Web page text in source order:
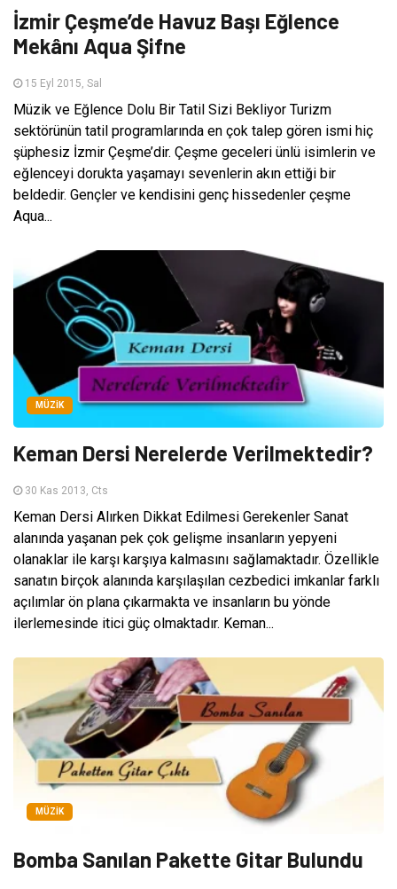
İzmir Çeşme’de Havuz Başı Eğlence
Mekânı Aqua Şifne
15 Eyl 2015, Sal
Müzik ve Eğlence Dolu Bir Tatil Sizi Bekliyor Turizm
sektörünün tatil programlarında en çok talep gören ismi hiç
şüphesiz İzmir Çeşme’dir. Çeşme geceleri ünlü isimlerin ve
eğlenceyi dorukta yaşamayı sevenlerin akın ettiği bir
beldedir. Gençler ve kendisini genç hissedenler çeşme
Aqua...
MÜZIK
Keman Dersi Nerelerde Verilmektedir?
30 Kas 2013, Cts
Keman Dersi Alırken Dikkat Edilmesi Gerekenler Sanat
alanında yaşanan pek çok gelişme insanların yepyeni
olanaklar ile karşı karşıya kalmasını sağlamaktadır. Özellikle
sanatın birçok alanında karşılaşılan cezbedici imkanlar farklı
açılımlar ön plana çıkarmakta ve insanların bu yönde
ilerlemesinde itici güç olmaktadır. Keman...
MÜZIK
Bomba Sanılan Pakette Gitar Bulundu